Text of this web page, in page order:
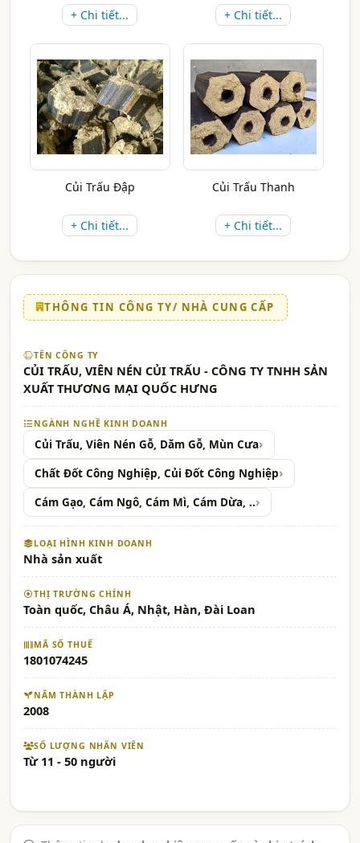
+ Chi tiết... + Chi tiết...
Củi Trấu Đập
+ Chi tiết...
Củi Trấu Thanh
+ Chi tiết...
THÔNG TIN CÔNG TY/ NHÀ CUNG CẤP
TÊN CÔNG TY
CỦI TRẤU, VIÊN NÉN CỦI TRẤU - CÔNG TY TNHH SẢN
XUẤT THƯƠNG MẠI QUỐC HƯNG
NGÀNH NGHỀ KINH DOANH
Củi Trấu, Viên Nén Gỗ, Dăm Gỗ, Mùn Cưa
Chất Đốt Công Nghiệp, Củi Đốt Công Nghiệp
Cám Gạo, Cám Ngô, Cám Mì, Cám Dừa, ..
LOẠI HÌNH KINH DOANH
Nhà sản xuất
THỊ TRƯỜNG CHÍNH
Toàn quốc, Châu Á, Nhật, Hàn, Đài Loan
MÃ SỐ THUẾ
1801074245
NĂM THÀNH LẬP
2008
SỐ LƯỢNG NHÂN VIÊN
Từ 11 - 50 người